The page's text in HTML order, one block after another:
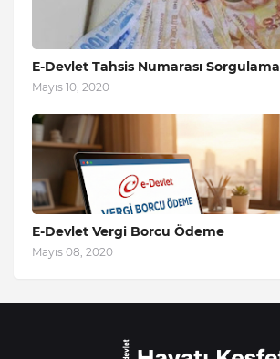
E-Devlet Tahsis Numarası Sorgulama
Mayıs 10, 2020
E-Devlet Vergi Borcu Ödeme
Mayıs 08, 2020